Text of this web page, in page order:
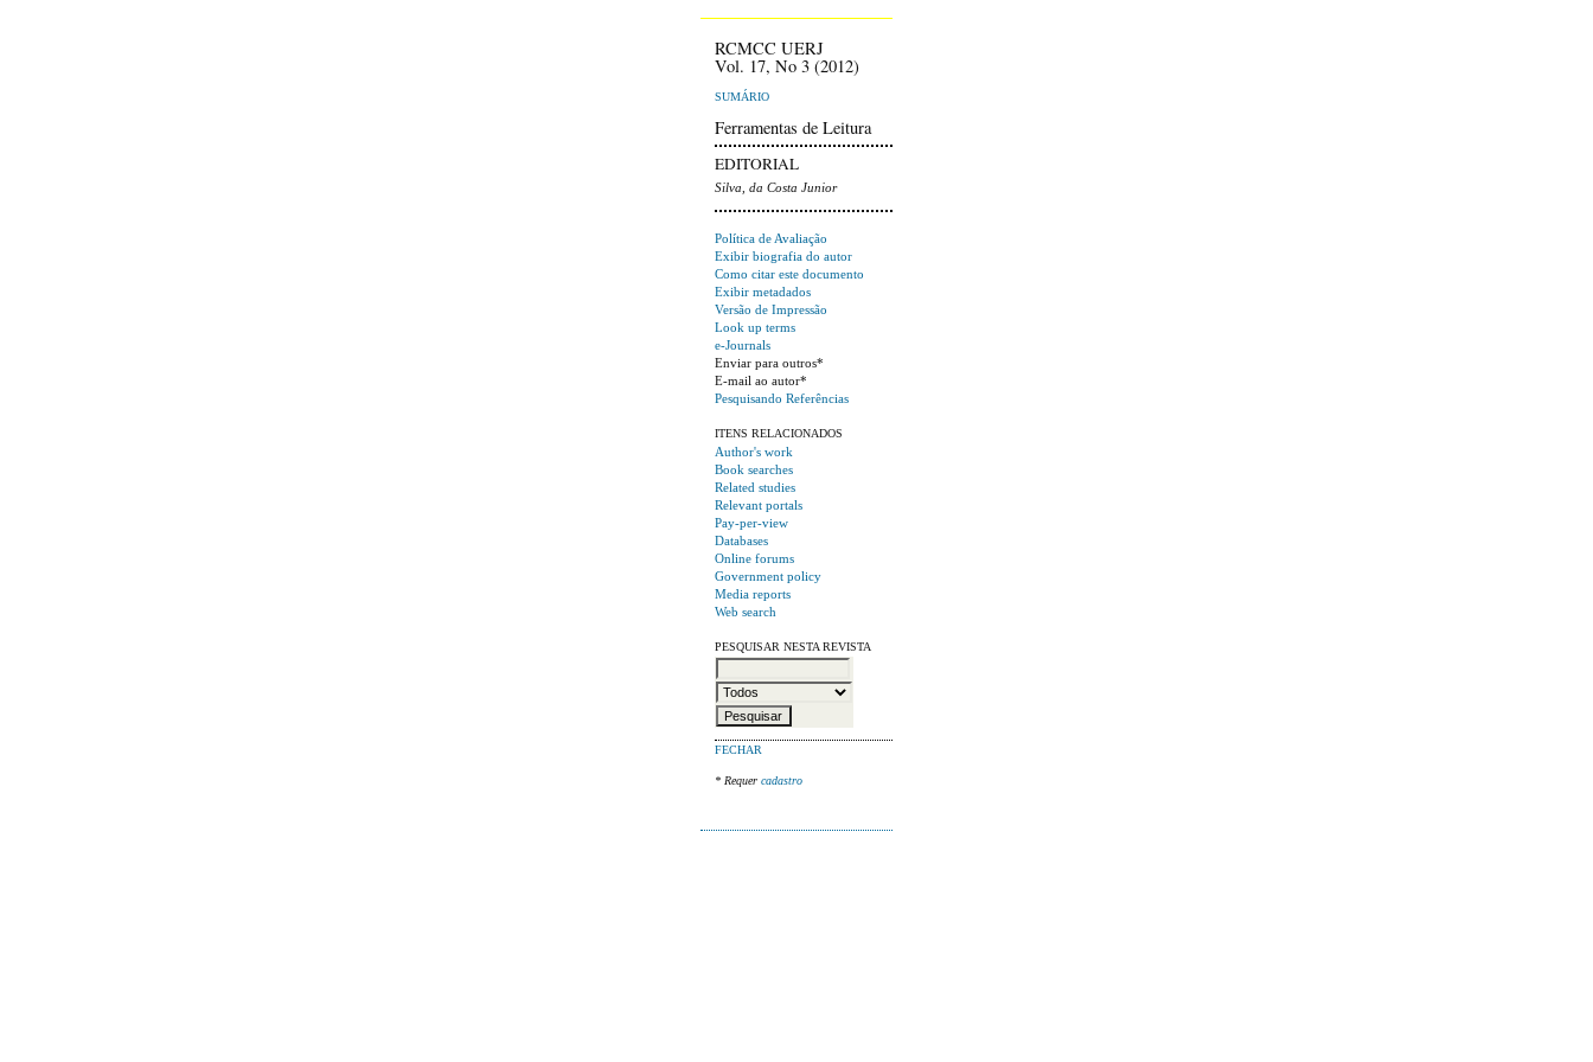
RCMCC UERJ
Vol. 17, No 3 (2012)
SUMÁRIO
Ferramentas de Leitura
EDITORIAL
Silva, da Costa Junior
Política de Avaliação
Exibir biografia do autor
Como citar este documento
Exibir metadados
Versão de Impressão
Look up terms
e-Journals
Enviar para outros*
E-mail ao autor*
Pesquisando Referências
ITENS RELACIONADOS
Author's work
Book searches
Related studies
Relevant portals
Pay-per-view
Databases
Online forums
Government policy
Media reports
Web search
PESQUISAR NESTA REVISTA
FECHAR
* Requer cadastro